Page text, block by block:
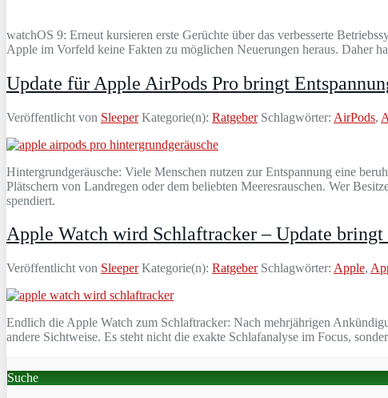
watchOS 9: Erneut kursieren erste Gerüchte über das verbesserte
Apple im Vorfeld keine Fakten zu möglichen Neuerungen heraus. Daher
Update für Apple AirPods Pro bringt
Veröffentlicht von Sleeper Kategorie(n): RatgeberSchlagwörter: AirPods,
Hintergrundgeräusche: Viele Menschen nutzen zur Entspannung eine
Plätschern von Landregen oder dem beliebten Meeresrauschen. Wer
spendiert.
Apple Watch wird Schlaftracker – Update bringt
Veröffentlicht von Sleeper Kategorie(n): RatgeberSchlagwörter: Apple,
Endlich die Apple Watch zum Schlaftracker: Nach mehrjährigen
andere Sichtweise. Es steht nicht die exakte Schlafanalyse im Focus,
Suche